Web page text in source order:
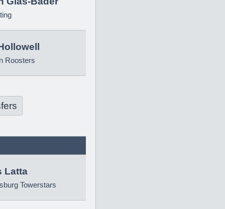
Roosters
Latta
Towerstars